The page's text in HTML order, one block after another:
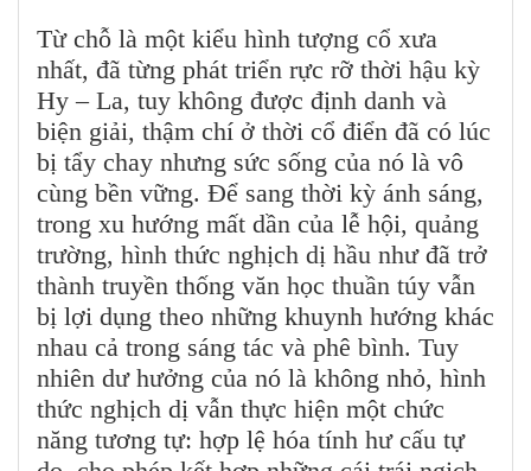
Từ chỗ là một kiểu hình tượng cổ xưa
nhất, đã từng phát triển rực rỡ thời hậu kỳ
Hy – La, tuy không được định danh và
biện giải, thậm chí ở thời cổ điển đã có lúc
bị tẩy chay nhưng sức sống của nó là vô
cùng bền vững. Để sang thời kỳ ánh sáng,
trong xu hướng mất dần của lễ hội, quảng
trường, hình thức nghịch dị hầu như đã trở
thành truyền thống văn học thuần túy vẫn
bị lợi dụng theo những khuynh hướng khác
nhau cả trong sáng tác và phê bình. Tuy
nhiên dư hưởng của nó là không nhỏ, hình
thức nghịch dị vẫn thực hiện một chức
năng tương tự: hợp lệ hóa tính hư cấu tự